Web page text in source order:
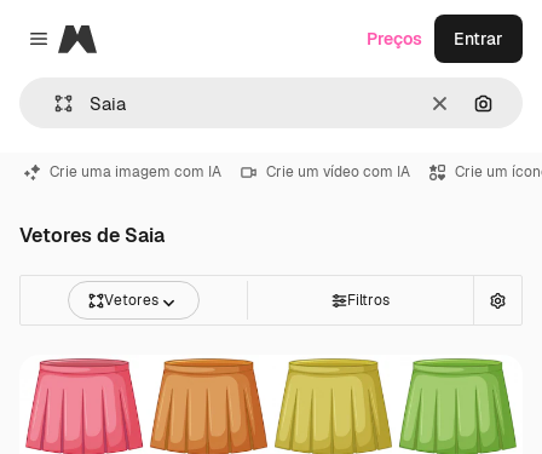
Close menu
Magnific
Limpar
Preços Entrar
Crie uma imagem com IA Crie um vídeo com IA Crie um
Vetores de Saia
Vetores Filtros